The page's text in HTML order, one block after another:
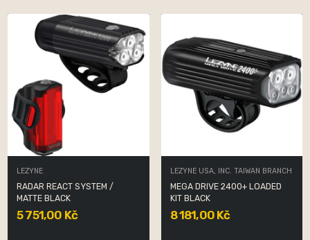
LEZYNE
RADAR REACT SYSTEM /
MATTE BLACK
5 751,00 Kč
LEZYNE USA, INC. TAIWAN BRANCH
MEGA DRIVE 2400+ LOADED
KIT BLACK
8 181,00 Kč